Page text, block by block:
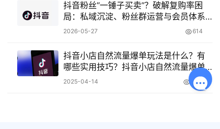
抖音粉丝”一锤子买卖”？破解复购率困
局：私域沉淀、粉丝群运营与会员体系
搭建全攻略
2026-05-27 614
抖音小店自然流量爆单玩法是什么？有
哪些实用技巧？抖音小店自然流量爆单
玩法全解析：从底层逻辑到实战技巧
2025-04-14 2.2K